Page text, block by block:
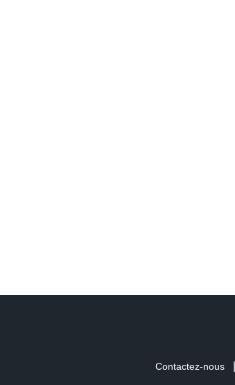
Contactez-nous